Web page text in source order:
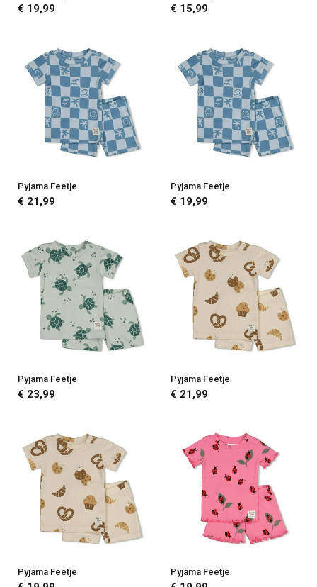
€ 19,99 € 15,99
Pyjama Feetje
€ 21,99
Pyjama Feetje
€ 19,99
Pyjama Feetje
€ 23,99
Pyjama Feetje
€ 21,99
Pyjama Feetje Pyjama Feetje